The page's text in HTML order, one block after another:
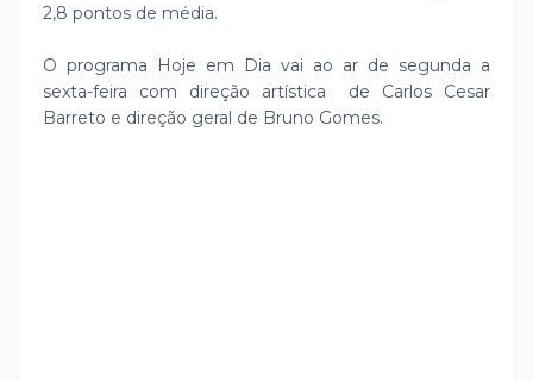
2,8 pontos de média.
O programa Hoje em Dia vai ao ar de segunda a
sexta-feira com direção artística de Carlos Cesar
Barreto e direção geral de Bruno Gomes.